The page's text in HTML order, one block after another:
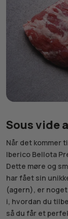
Sous vide
Når det kommer
Iberico Bellota
Dette møre og
har fået sin
(agern), er
i, hvordan du
så du får et